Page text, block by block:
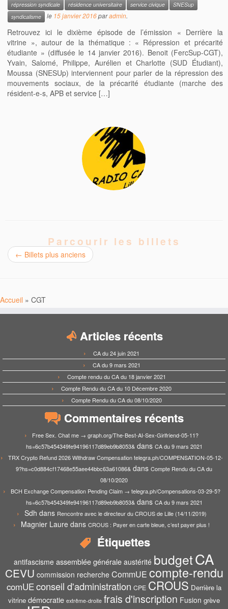
répression syndicale
résidence universitaire service civique
SNESup
syndicalisme
le 15 janvier 2016paradmin.
Retrouvez ici le dixième épisode de l’émission « Derrière la
vitrine », autour de la thématique : « Répression et précarité
étudiante » (diffusée le 14 janvier 2016). Benoit (FercSup-CGT),
Yvain, Salomé, Philippe, Aurélien et Charlotte (SUD Étudiant),
Moussa (SNESUp) interviennent pour parler de la répression des
mouvements sociaux, de la précarité étudiante (marche des
résident-e-s, APB et service […]
Parcourir les billets
← Billets plus anciens
Accueil » CGT
Articles récents
CA du 24 juin 2021
CA du 9 mars 2021
Compte rendu du CA du 18 janvier 2021
Compte Rendu du CA du 10 Décembre 2020
Compte Rendu du CA du 08/10/2020
Commentaires récents
Free Sex. Chat me → graph.org/The-Best-AI-Sex-Girlfriend-05-11?
hs=6c57b454349fe94196117d89eb9b8053&dans CA du 9 mars 2021
TRX Crypto Refund 2026 Withdraw Compensation telegra.ph/COMPENSATION-05-12-
9?hs=c0d884cf17468e55aee44bbc63a61086& dans Compte Rendu du CA du
08/10/2020
BCH Exchange Compensation Pending Claim → telegra.ph/Compensations-03-29-5?
hs=6c57b454349fe94196117d89eb9b8053&dans CA du 9 mars 2021
Sdh dans Rencontre avec le directeur du CROUS de Lille (14/11/2019)
Magnier Laure dans CROUS : Payer en carte bleue, c’est payer plus !
Étiquettes
antifascisme assemblée générale austérité budgetCA
CEVU commission recherche CommUE compte-rendu
comUEconseil d'administration CPE CROUS Derrière la
vitrine démocratie extrême-droite frais d'inscription Fusion grève